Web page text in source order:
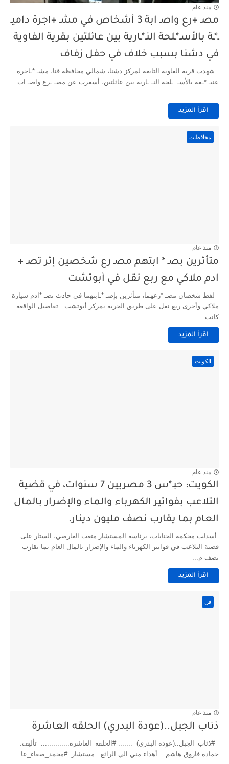
منذ عام
مصـ +رع واصـ ابة 3 أشخاص في مشـ +اجرة داميـ
ـ*ـة بالأسـ*ـلحة النـ*ـارية بين عائلتين بقرية الفاوية
في دشنا بسبب خلاف في حفل زفاف
شهدت قرية الفاوية التابعة لمركز دشنا، شمالي محافظة قنا، مشـ *ـاجرة
عنيـ *ـفة بالأسـ .ـلحة النـ.ـارية بين عائلتين، أسفرت عن مصـ.ـرع واصـ اب...
اقرأ المزيد
محافظات
منذ عام
متأثرين بصـ * ابتهم مصـ رع شخصين إثر تصـ +
ادم ملاكي مع ربع نقل في أبوتشت
لفظ شخصان مصـ *رعهما، متأثرين بإصـ *ـابتهما في حادث تصـ *ادم سيارة
ملاكي وأخرى ربع نقل على طريق الجربة بمركز أبوتشت. تفاصيل الواقعة
كانت...
اقرأ المزيد
الكويت
منذ عام
الكويت: حبـ*س 3 مصريين 7 سنوات، في قضية
التلاعب بفواتير الكهرباء والماء والإضرار بالمال
العام بما يقارب نصف مليون دينار.
أسدلت محكمة الجنايات، برئاسة المستشار متعب العارضي، الستار على
قضية التلاعب في فواتير الكهرباء والماء والإضرار بالمال العام بما يقارب
نصف م...
اقرأ المزيد
فن
منذ عام
ذئاب الجبل..(عودة البدري) الحلقه العاشرة
#ذئاب_الجبل..(عودة البدري) ....... #الحلقه_العاشرة.............. تأليف:
حماده فاروق هاشم... أهداء مني الي الرائع مستشار #محمد_صفاء_عا...